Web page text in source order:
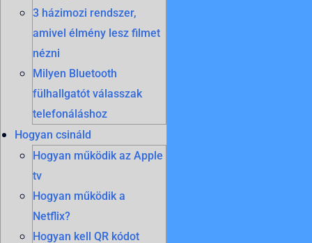
3 házimozi rendszer,
amivel élmény lesz filmet
nézni
Milyen Bluetooth
fülhallgatót válasszak
telefonáláshoz
Hogyan csináld
Hogyan működik az Apple
tv
Hogyan működik a
Netflix?
Hogyan kell QR kódot